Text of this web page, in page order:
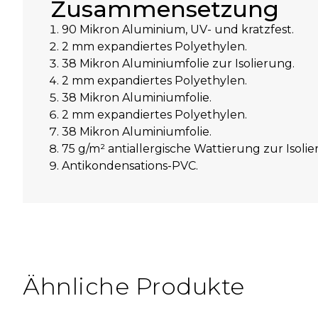
Zusammensetzung
90 Mikron Aluminium, UV- und kratzfest.
2 mm expandiertes Polyethylen.
38 Mikron Aluminiumfolie zur Isolierung.
2 mm expandiertes Polyethylen.
38 Mikron Aluminiumfolie.
2 mm expandiertes Polyethylen.
38 Mikron Aluminiumfolie.
75 g/m² antiallergische Wattierung zur
Antikondensations-PVC.
Ähnliche Produkte